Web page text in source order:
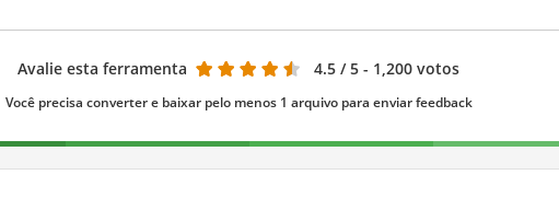
Avalie esta ferramenta 4.5 / 5 - 1,200 votos
Você precisa converter e baixar pelo menos 1 arquivo para enviar feedback